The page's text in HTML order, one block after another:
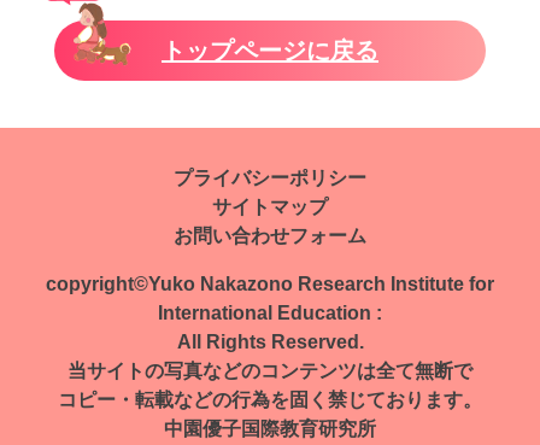
トップページに戻る
プライバシーポリシー
サイトマップ
お問い合わせフォーム
copyright©Yuko Nakazono Research Institute for
International Education :
All Rights Reserved.
当サイトの写真などのコンテンツは全て無断で
コピー・転載などの行為を固く禁じております。
中園優子国際教育研究所